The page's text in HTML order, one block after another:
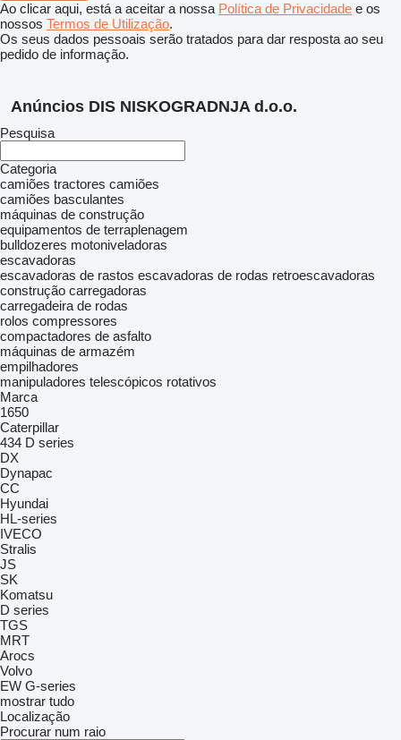
Ao clicar aqui, está a aceitar a nossa Política de Privacidade e os
nossos Termos de Utilização.
Os seus dados pessoais serão tratados para dar resposta ao seu
pedido de informação.
Anúncios DIS NISKOGRADNJA d.o.o.
Pesquisa
Categoria
camiões tractores camiões
camiões basculantes
máquinas de construção
equipamentos de terraplenagem
bulldozeres motoniveladoras
escavadoras
escavadoras de rastos escavadoras de rodas retroescavadoras
construção carregadoras
carregadeira de rodas
rolos compressores
compactadores de asfalto
máquinas de armazém
empilhadores
manipuladores telescópicos rotativos
Marca
1650
Caterpillar
434 D series
DX
Dynapac
CC
Hyundai
HL-series
IVECO
Stralis
JS
SK
Komatsu
D series
TGS
MRT
Arocs
Volvo
EW G-series
mostrar tudo
Localização
Procurar num raio